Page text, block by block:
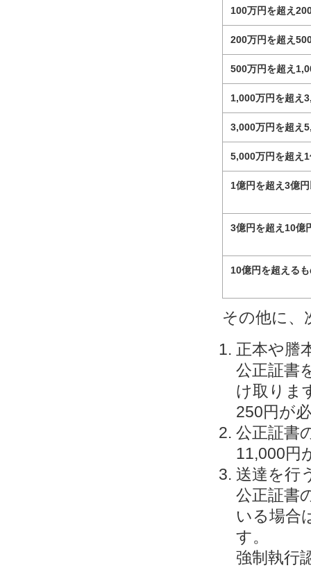
100万円を超え
200万円を超え
500万円を超え
1,000万円を超え
3,000万円を超え
5,000万円を超え
1億円を超え3億
3億円を超え10億
10億円を超える
その他に、
正本や謄
公正証書
け取りま
250円が
公正証書
11,000円
送達を行
公正証書
いる場合
す。
強制執行